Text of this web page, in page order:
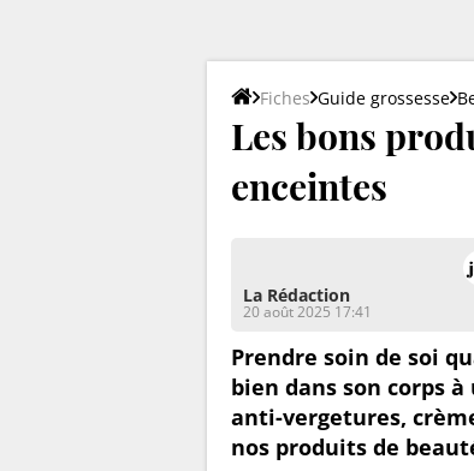
Fiches Guide grossesse
Les bons
enceintes
La Rédaction
20 août 2025 17:41
Prendre soin de soi
bien dans son corps
anti-vergetures,
nos produits de